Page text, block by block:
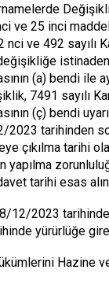
ve 25 inci
nci ve 492 sayılı
(a) bendi ile
7491 sayılı
(ç) bendi
2023 tarihinden
çıkılma tarihi
yapılma
tarihi esas
12/2023
yürürlüğe
Hazine